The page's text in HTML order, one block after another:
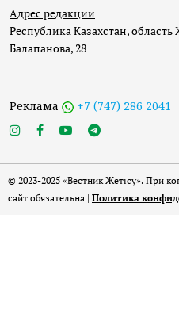
Адрес редакции
Республика Казахстан, область
Балапанова, 28
Реклама +7 (747) 286 2041
© 2023-2025 «Вестник Жетісу». При
сайт обязательна | Политика